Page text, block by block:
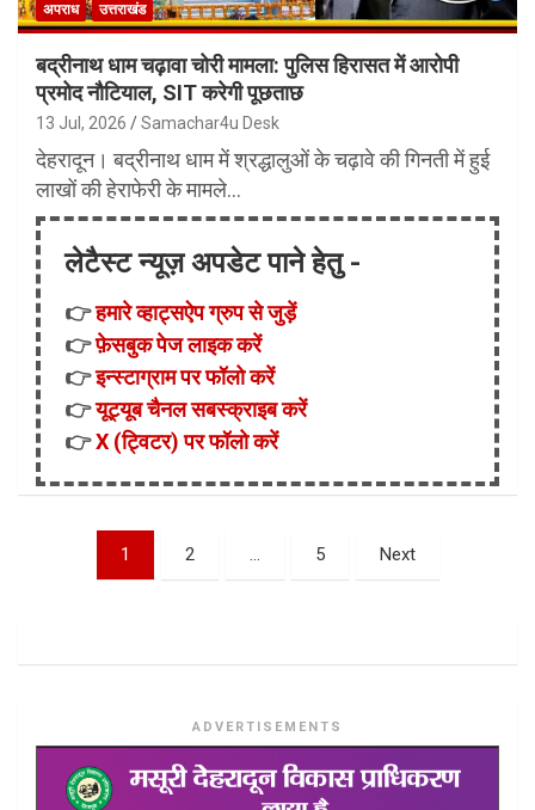
अपराध उत्तराखंड
बद्रीनाथ धाम चढ़ावा चोरी मामला: पुलिस हिरासत में आरोपी
प्रमोद नौटियाल, SIT करेगी पूछताछ
13 Jul, 2026 Samachar4u Desk
देहरादून। बद्रीनाथ धाम में श्रद्धालुओं के चढ़ावे की गिनती में हुई
लाखों की हेराफेरी के मामले…
लेटैस्ट न्यूज़ अपडेट पाने हेतु -
👉हमारे व्हाट्सऐप ग्रुप से जुड़ें
👉फ़ेसबुक पेज लाइक करें
👉इन्स्टाग्राम पर फॉलो करें
👉यूट्यूब चैनल सबस्क्राइब करें
👉X (ट्विटर) पर फॉलो करें
pagination
1 2 … 5 Next
ADVERTISEMENTS